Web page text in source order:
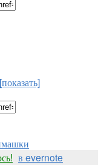
[показать]
в evernote